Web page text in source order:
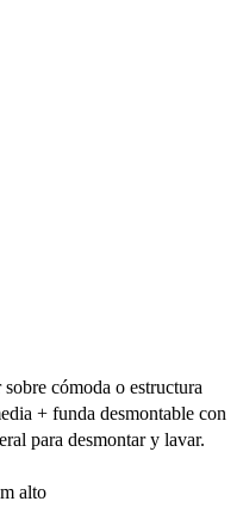
cómoda o estructura
+ funda desmontable con
para desmontar y lavar.
alto